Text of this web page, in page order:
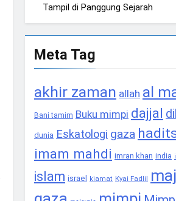
Tampil di Panggung Sejarah
Meta Tag
akhir zaman allah al
Bani tamim Buku mimpi dajjal
dunia Eskatologi gaza
imam mahdi imran khan india
islam israel kiamat Kyai Fadlil